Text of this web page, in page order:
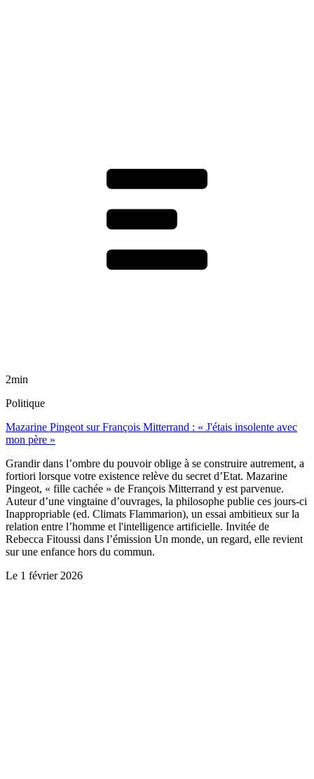
2min
Politique
Mazarine Pingeot sur François Mitterrand : « J'étais insolente avec
mon père »
Grandir dans l’ombre du pouvoir oblige à se construire autrement, a
fortiori lorsque votre existence relève du secret d’Etat. Mazarine
Pingeot, « fille cachée » de François Mitterrand y est parvenue.
Auteur d’une vingtaine d’ouvrages, la philosophe publie ces jours-ci
Inappropriable (ed. Climats Flammarion), un essai ambitieux sur la
relation entre l’homme et l'intelligence artificielle. Invitée de
Rebecca Fitoussi dans l’émission Un monde, un regard, elle revient
sur une enfance hors du commun.
Le 1 février 2026